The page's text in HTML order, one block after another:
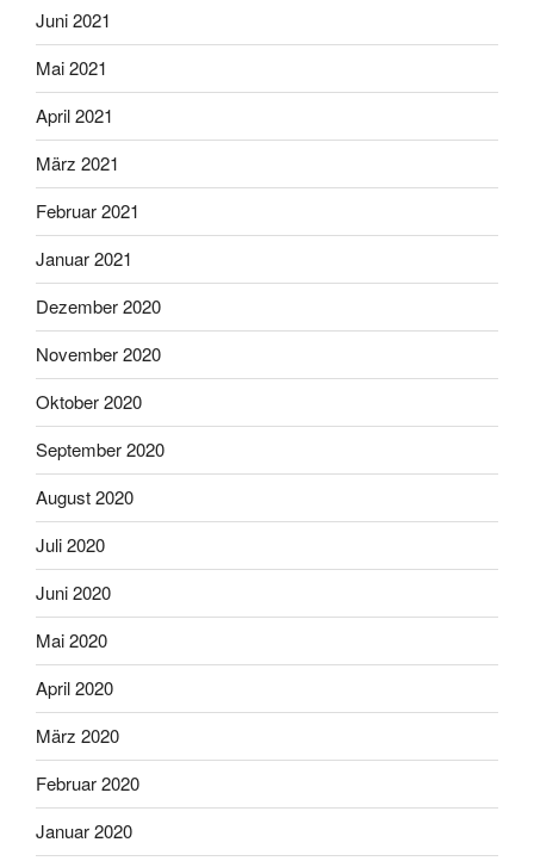
Juni 2021
Mai 2021
April 2021
März 2021
Februar 2021
Januar 2021
Dezember 2020
November 2020
Oktober 2020
September 2020
August 2020
Juli 2020
Juni 2020
Mai 2020
April 2020
März 2020
Februar 2020
Januar 2020